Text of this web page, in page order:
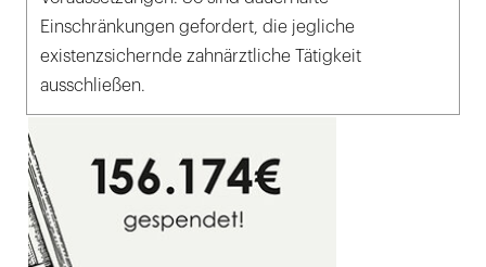
Einschränkungen gefordert, die jegliche
existenzsichernde zahnärztliche Tätigkeit
ausschließen.